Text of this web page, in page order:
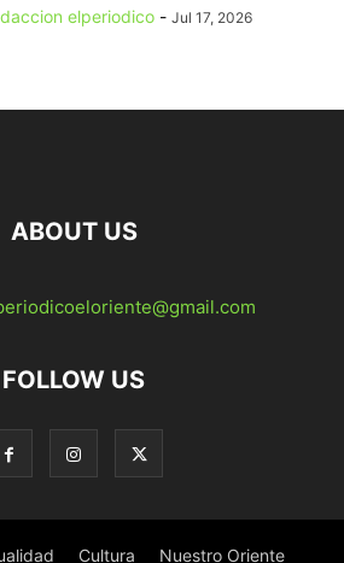
elperiodico - Jul 17, 2026
ABOUT US
FOLLOW US
Cultura Nuestro Oriente